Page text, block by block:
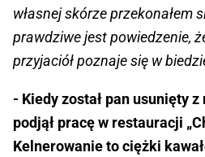
własnej skórze przekonałem
prawdziwe jest powiedzenie,
przyjaciół poznaje się w
- Kiedy został pan usunięty
podjął pracę w restauracji
Kelnerowanie to ciężki